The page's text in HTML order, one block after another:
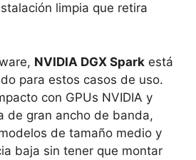
limpia que retira
NVIDIA DGX Spark está
para estos casos de uso.
con GPUs NVIDIA y
de gran ancho de banda,
de tamaño medio y
baja sin tener que montar